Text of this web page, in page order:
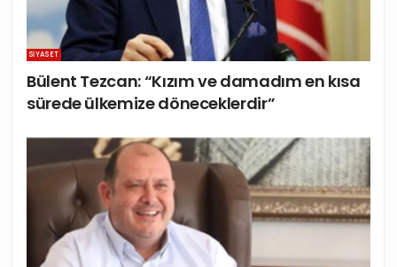
SIYASET
Bülent Tezcan: “Kızım ve damadım en kısa
sürede ülkemize döneceklerdir”